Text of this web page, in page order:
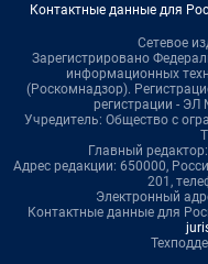
Контактные данные для
Сетевое
Зарегистрировано
информационных
(Роскомнадзор).
регистрации -
Учредитель: Общество с
Главный
Адрес редакции: 650000,
201,
Электронный
Контактные данные для